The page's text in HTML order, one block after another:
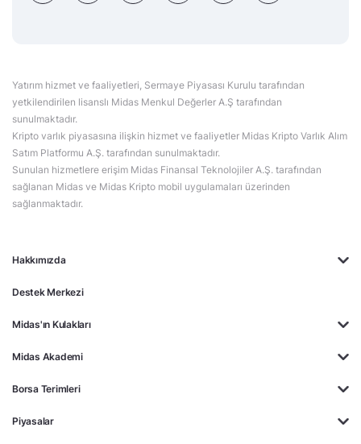
Hakkımızda
Destek Merkezi
Midas'ın Kulakları
Midas Akademi
Borsa Terimleri
Piyasalar
Yatırım hizmet ve faaliyetleri, Sermaye Piyasası Kurulu tarafından
yetkilendirilen lisanslı Midas Menkul Değerler A.Ş tarafından
sunulmaktadır.
Kripto varlık piyasasına ilişkin hizmet ve faaliyetler Midas Kripto Varlık Alım
Satım Platformu A.Ş. tarafından sunulmaktadır.
Sunulan hizmetlere erişim Midas Finansal Teknolojiler A.Ş. tarafından
sağlanan Midas ve Midas Kripto mobil uygulamaları üzerinden
sağlanmaktadır.